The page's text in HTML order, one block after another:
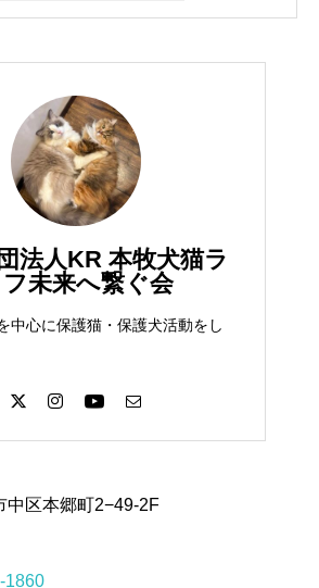
法人KR 本牧犬猫ラ
未来へ繋ぐ会
中心に保護猫・保護犬活動をし
中区本郷町2−49-2F
1860